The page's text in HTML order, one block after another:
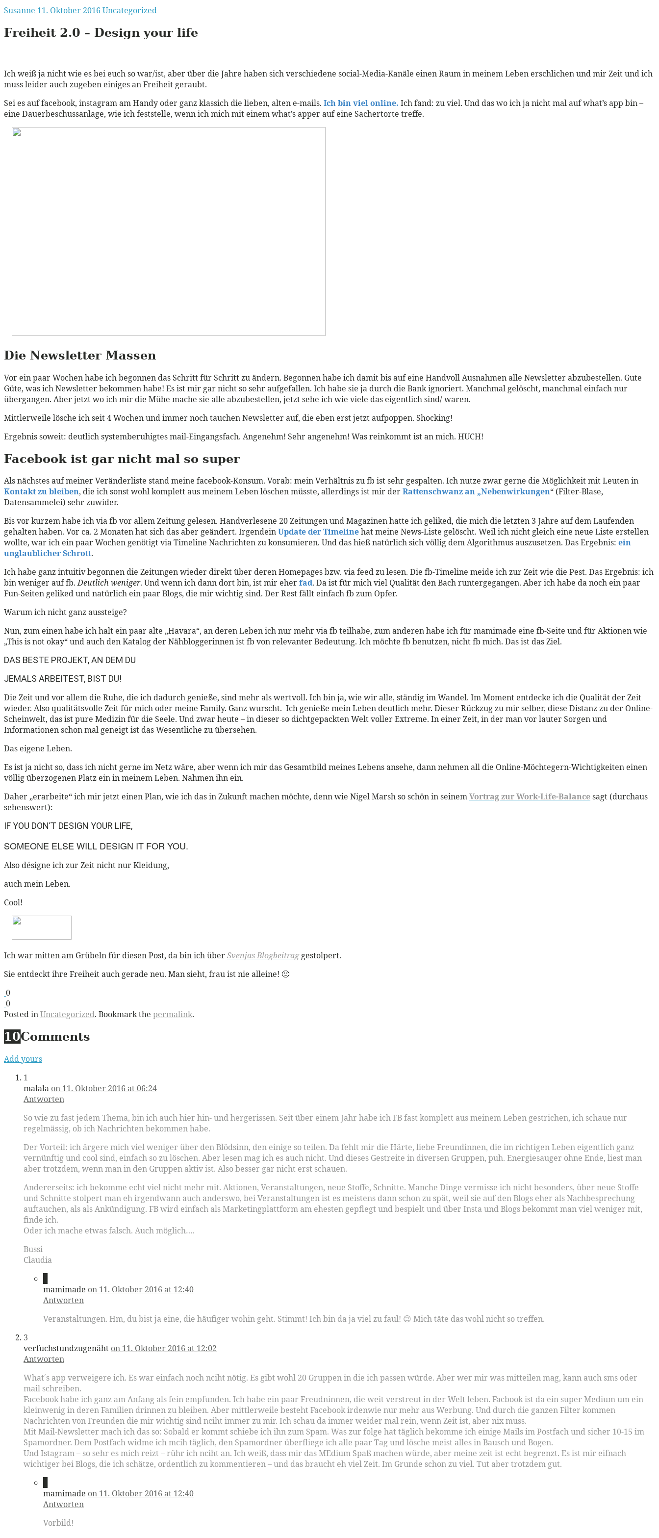
Susanne 11. Oktober 2016 Uncategorized
Freiheit 2.0 – Design your life
Ich weiß ja nicht wie es bei euch so war/ist, aber über die Jahre haben sich verschiedene social-Media-Kanäle einen Raum in meinem Leben erschlichen und mir Zeit und ich
muss leider auch zugeben einiges an Freiheit geraubt.
Sei es auf facebook, instagram am Handy oder ganz klassich die lieben, alten e-mails. Ich bin viel online. Ich fand: zu viel. Und das wo ich ja nicht mal auf what’s app bin –
eine Dauerbeschussanlage, wie ich feststelle, wenn ich mich mit einem what’s apper auf eine Sachertorte treffe.
Die Newsletter Massen
Vor ein paar Wochen habe ich begonnen das Schritt für Schritt zu ändern. Begonnen habe ich damit bis auf eine Handvoll Ausnahmen alle Newsletter abzubestellen. Gute
Güte, was ich Newsletter bekommen habe! Es ist mir gar nicht so sehr aufgefallen. Ich habe sie ja durch die Bank ignoriert. Manchmal gelöscht, manchmal einfach nur
übergangen. Aber jetzt wo ich mir die Mühe mache sie alle abzubestellen, jetzt sehe ich wie viele das eigentlich sind/ waren.
Mittlerweile lösche ich seit 4 Wochen und immer noch tauchen Newsletter auf, die eben erst jetzt aufpoppen. Shocking!
Ergebnis soweit: deutlich systemberuhigtes mail-Eingangsfach. Angenehm! Sehr angenehm! Was reinkommt ist an mich. HUCH!
Facebook ist gar nicht mal so super
Als nächstes auf meiner Veränderliste stand meine facebook-Konsum. Vorab: mein Verhältnis zu fb ist sehr gespalten. Ich nutze zwar gerne die Möglichkeit mit Leuten in
Kontakt zu bleiben, die ich sonst wohl komplett aus meinem Leben löschen müsste, allerdings ist mir derRattenschwanz an „Nebenwirkungen“ (Filter-Blase,
Datensammelei) sehr zuwider.
Bis vor kurzem habe ich via fb vor allem Zeitung gelesen. Handverlesene 20 Zeitungen und Magazinen hatte ich geliked, die mich die letzten 3 Jahre auf dem Laufenden
gehalten haben. Vor ca. 2 Monaten hat sich das aber geändert. IrgendeinUpdate der Timelinehat meine News-Liste gelöscht. Weil ich nicht gleich eine neue Liste erstellen
wollte, war ich ein paar Wochen genötigt via Timeline Nachrichten zu konsumieren. Und das hieß natürlich sich völlig dem Algorithmus auszusetzen. Das Ergebnis: ein
unglaublicher Schrott.
Ich habe ganz intuitiv begonnen die Zeitungen wieder direkt über deren Homepages bzw. via feed zu lesen. Die fb-Timeline meide ich zur Zeit wie die Pest. Das Ergebnis: ich
bin weniger auf fb.Deutlich weniger. Und wenn ich dann dort bin, ist mir eherfad. Da ist für mich viel Qualität den Bach runtergegangen. Aber ich habe da noch ein paar
Fun-Seiten geliked und natürlich ein paar Blogs, die mir wichtig sind. Der Rest fällt einfach fb zum Opfer.
Warum ich nicht ganz aussteige?
Nun, zum einen habe ich halt ein paar alte „Havara“, an deren Leben ich nur mehr via fb teilhabe, zum anderen habe ich für mamimade eine fb-Seite und für Aktionen wie
„This is not okay“ und auch den Katalog der Nähbloggerinnen ist fb von relevanter Bedeutung. Ich möchte fb benutzen, nicht fb mich. Das ist das Ziel.
DAS BESTE PROJEKT, AN DEM DU
JEMALS ARBEITEST, BIST DU!
Die Zeit und vor allem die Ruhe, die ich dadurch genieße, sind mehr als wertvoll. Ich bin ja, wie wir alle, ständig im Wandel. Im Moment entdecke ich die Qualität der Zeit
wieder. Also qualitätsvolle Zeit für mich oder meine Family. Ganz wurscht. Ich genieße mein Leben deutlich mehr. Dieser Rückzug zu mir selber, diese Distanz zu der Online-
Scheinwelt, das ist pure Medizin für die Seele. Und zwar heute – in dieser so dichtgepackten Welt voller Extreme. In einer Zeit, in der man vor lauter Sorgen und
Informationen schon mal geneigt ist das Wesentliche zu übersehen.
Das eigene Leben.
Es ist ja nicht so, dass ich nicht gerne im Netz wäre, aber wenn ich mir das Gesamtbild meines Lebens ansehe, dann nehmen all die Online-Möchtegern-Wichtigkeiten einen
völlig überzogenen Platz ein in meinem Leben. Nahmen ihn ein.
Daher „erarbeite“ ich mir jetzt einen Plan, wie ich das in Zukunft machen möchte, denn wie Nigel Marsh so schön in seinemVortrag zur Work-Life-Balancesagt (durchaus
sehenswert):
IF YOU DON’T DESIGN YOUR LIFE,
SOMEONE ELSE WILL DESIGN IT FOR YOU.
Also désigne ich zur Zeit nicht nur Kleidung,
auch mein Leben.
Cool!
Ich war mitten am Grübeln für diesen Post, da bin ich überSvenjas Blogbeitraggestolpert.
Sie entdeckt ihre Freiheit auch gerade neu. Man sieht, frau ist nie alleine! 🙂
0
0
Posted inUncategorized. Bookmark the permalink.
10Comments
Add yours
1
malala on 11. Oktober 2016 at 06:24
Antworten
So wie zu fast jedem Thema, bin ich auch hier hin- und hergerissen. Seit über einem Jahr habe ich FB fast komplett aus meinem Leben gestrichen, ich schaue nur
regelmässig, ob ich Nachrichten bekommen habe.
Der Vorteil: ich ärgere mich viel weniger über den Blödsinn, den einige so teilen. Da fehlt mir die Härte, liebe Freundinnen, die im richtigen Leben eigentlich ganz
vernünftig und cool sind, einfach so zu löschen. Aber lesen mag ich es auch nicht. Und dieses Gestreite in diversen Gruppen, puh. Energiesauger ohne Ende, liest man
aber trotzdem, wenn man in den Gruppen aktiv ist. Also besser gar nicht erst schauen.
Andererseits: ich bekomme echt viel nicht mehr mit. Aktionen, Veranstaltungen, neue Stoffe, Schnitte. Manche Dinge vermisse ich nicht besonders, über neue Stoffe
und Schnitte stolpert man eh irgendwann auch anderswo, bei Veranstaltungen ist es meistens dann schon zu spät, weil sie auf den Blogs eher als Nachbesprechung
auftauchen, als als Ankündigung. FB wird einfach als Marketingplattform am ehesten gepflegt und bespielt und über Insta und Blogs bekommt man viel weniger mit,
finde ich.
Oder ich mache etwas falsch. Auch möglich….
Bussi
Claudia
mamimade on 11. Oktober 2016 at 12:40
Antworten
Veranstaltungen. Hm, du bist ja eine, die häufiger wohin geht. Stimmt! Ich bin da ja viel zu faul! 😉 Mich täte das wohl nicht so treffen.
3
verfuchstundzugenäht on 11. Oktober 2016 at 12:02
Antworten
What´s app verweigere ich. Es war einfach noch nciht nötig. Es gibt wohl 20 Gruppen in die ich passen würde. Aber wer mir was mitteilen mag, kann auch sms oder
mail schreiben.
Facebook habe ich ganz am Anfang als fein empfunden. Ich habe ein paar Freudninnen, die weit verstreut in der Welt leben. Facbook ist da ein super Medium um ein
kleinwenig in deren Familien drinnen zu bleiben. Aber mittlerweile besteht Facebook irdenwie nur mehr aus Werbung. Und durch die ganzen Filter kommen
Nachrichten von Freunden die mir wichtig sind nciht immer zu mir. Ich schau da immer weider mal rein, wenn Zeit ist, aber nix muss.
Mit Mail-Newsletter mach ich das so: Sobald er kommt schiebe ich ihn zum Spam. Was zur folge hat täglich bekomme ich einige Mails im Postfach und sicher 10-15 im
Spamordner. Dem Postfach widme ich mcih täglich, den Spamordner überfliege ich alle paar Tag und lösche meist alles in Bausch und Bogen.
Und Istagram – so sehr es mich reizt – rühr ich nciht an. Ich weiß, dass mir das MEdium Spaß machen würde, aber meine zeit ist echt begrenzt. Es ist mir eifnach
wichtiger bei Blogs, die ich schätze, ordentlich zu kommentieren – und das braucht eh viel Zeit. Im Grunde schon zu viel. Tut aber trotzdem gut.
mamimade on 11. Oktober 2016 at 12:40
Antworten
Vorbild!